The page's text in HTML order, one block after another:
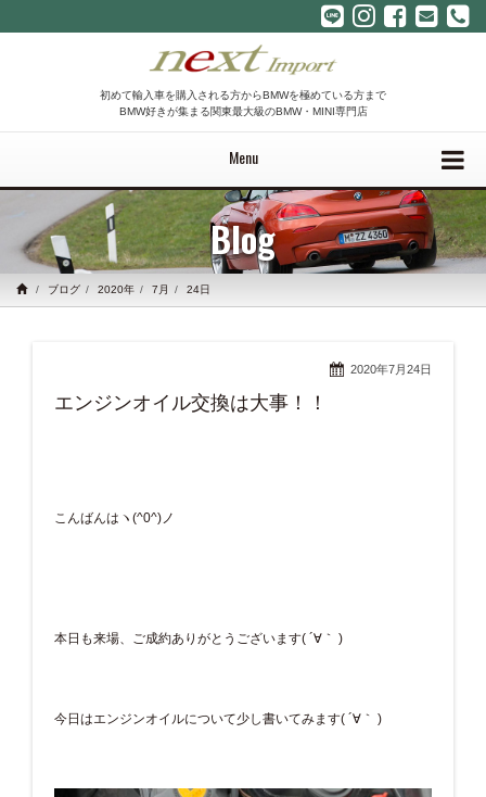
初めて輸入車を購入される方からBMWを極めている方まで
BMW好きが集まる関東最大級のBMW・MINI専門店
Menu
Blog
ブログ 2020年 7月 24日
2020年7月24日
エンジンオイル交換は大事！！
こんばんはヽ(^0^)ノ
本日も来場、ご成約ありがとうございます( ´∀｀ )
今日はエンジンオイルについて少し書いてみます( ´∀｀ )